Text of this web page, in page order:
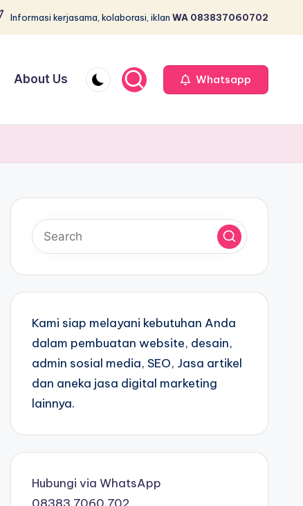
Informasi kerjasama, kolaborasi, iklan WA 083837060702
About Us Whatsapp
Kami siap melayani kebutuhan Anda
dalam pembuatan website, desain,
admin sosial media, SEO, Jasa artikel
dan aneka jasa digital marketing
lainnya.
Hubungi via WhatsApp